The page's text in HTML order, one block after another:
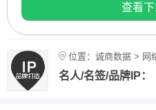
查看
位置：诚商数据 > 网
名人/名签/品牌IP：